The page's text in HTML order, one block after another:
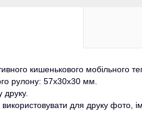
кишенькового мобільного
рулону: 57x30x30 мм.
для друку фото,